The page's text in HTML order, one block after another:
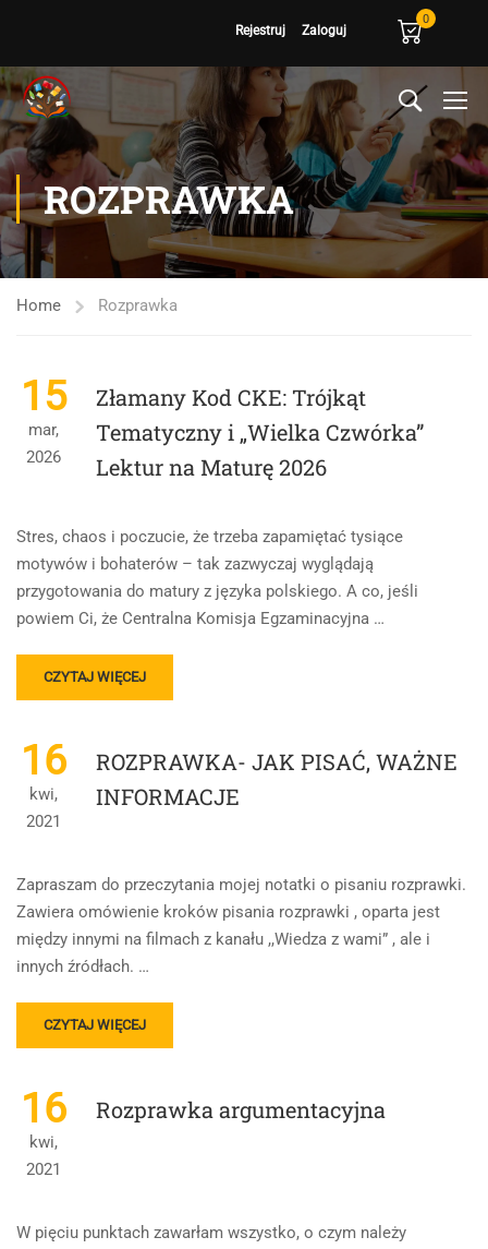
Rejestruj Zaloguj
0
ROZPRAWKA
Home Rozprawka
15
mar,
2026
Złamany Kod CKE: Trójkąt
Tematyczny i „Wielka Czwórka”
Lektur na Maturę 2026
Stres, chaos i poczucie, że trzeba zapamiętać tysiące
motywów i bohaterów – tak zazwyczaj wyglądają
przygotowania do matury z języka polskiego. A co, jeśli
powiem Ci, że Centralna Komisja Egzaminacyjna …
READ
MORE
ZŁAMANY
KOD
CKE:
TRÓJKĄT
TEMATYCZNY
CZWÓRKA”
LEKTUR
NA
MATURĘ
CZYTAJ WIĘCEJ
16
kwi,
2021
ROZPRAWKA- JAK PISAĆ, WAŻNE
INFORMACJE
Zapraszam do przeczytania mojej notatki o pisaniu rozprawki.
Zawiera omówienie kroków pisania rozprawki , oparta jest
między innymi na filmach z kanału ,,Wiedza z wami” , ale i
innych źródłach. …
READ
MORE
ROZPRAWKA-
JAK
PISAĆ,
WAŻNE
INFORMACJE
CZYTAJ WIĘCEJ
16
kwi,
2021
Rozprawka argumentacyjna
W pięciu punktach zawarłam wszystko, o czym należy